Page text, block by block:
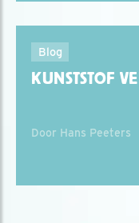
Blog
KUNSTSTOF
Door Hans Peeters